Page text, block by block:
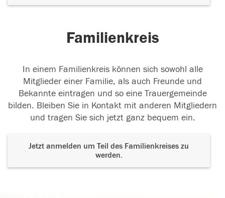
Familienkreis
In einem Familienkreis können sich sowohl alle
Mitglieder einer Familie, als auch Freunde und
Bekannte eintragen und so eine Trauergemeinde
bilden. Bleiben Sie in Kontakt mit anderen Mitgliedern
und tragen Sie sich jetzt ganz bequem ein.
Jetzt anmelden um Teil des Familienkreises zu
werden.